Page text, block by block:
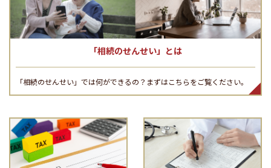
「相続のせんせい」とは
「相続のせんせい」では何ができるの？まずはこちらをご覧ください。